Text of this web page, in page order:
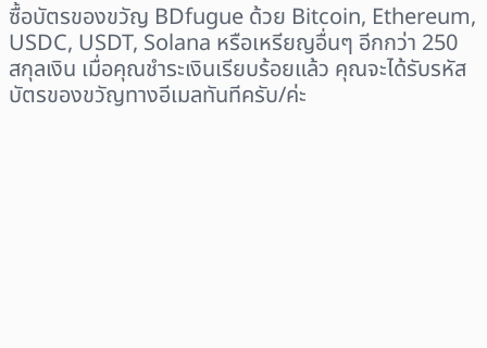
ซื้อบัตรของขวัญ BDfugue ด้วย Bitcoin, Ethereum,
USDC, USDT, Solana หรือเหรียญอื่นๆ อีกกว่า 250
สกุลเงิน เมื่อคุณชำระเงินเรียบร้อยแล้ว คุณจะได้รับรหัส
บัตรของขวัญทางอีเมลทันทีครับ/ค่ะ